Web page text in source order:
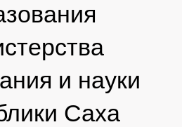
и науки
Саха